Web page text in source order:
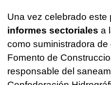
Una vez celebrado este
informes sectoriales a
como suministradora
Fomento de
responsable del